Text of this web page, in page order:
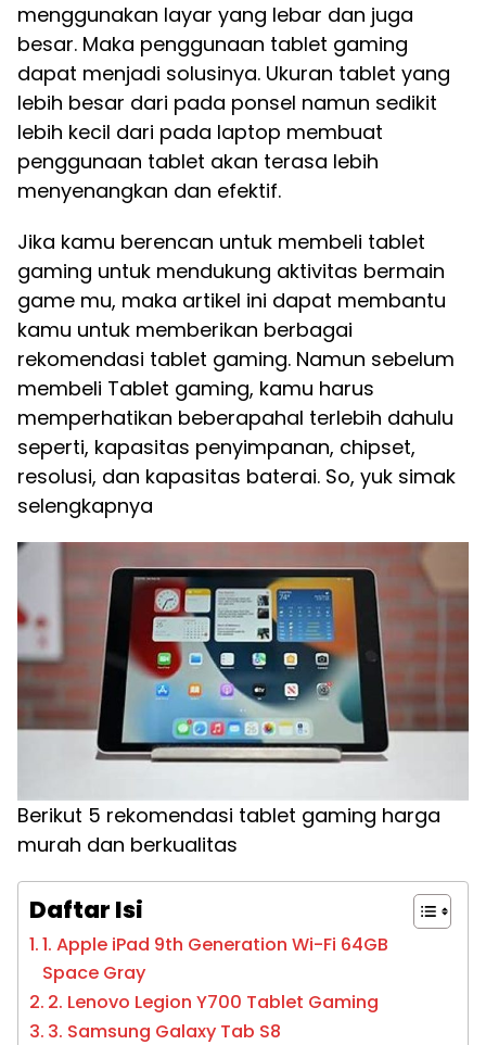
menggunakan layar yang lebar dan juga
besar. Maka penggunaan tablet gaming
dapat menjadi solusinya. Ukuran tablet yang
lebih besar dari pada ponsel namun sedikit
lebih kecil dari pada laptop membuat
penggunaan tablet akan terasa lebih
menyenangkan dan efektif.
Jika kamu berencan untuk membeli tablet
gaming untuk mendukung aktivitas bermain
game mu, maka artikel ini dapat membantu
kamu untuk memberikan berbagai
rekomendasi tablet gaming. Namun sebelum
membeli Tablet gaming, kamu harus
memperhatikan beberapahal terlebih dahulu
seperti, kapasitas penyimpanan, chipset,
resolusi, dan kapasitas baterai. So, yuk simak
selengkapnya
Berikut 5 rekomendasi tablet gaming harga
murah dan berkualitas
Daftar Isi
1. Apple iPad 9th Generation Wi-Fi 64GB
Space Gray
2. Lenovo Legion Y700 Tablet Gaming
3. Samsung Galaxy Tab S8